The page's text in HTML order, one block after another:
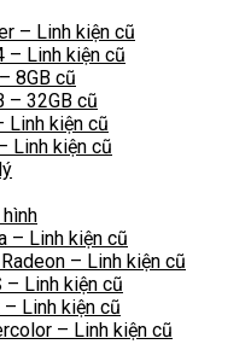
– Linh kiện cũ
– Linh kiện cũ
8GB cũ
– 32GB cũ
Linh kiện cũ
Linh kiện cũ
– Linh kiện cũ
– Linh kiện cũ
– Linh kiện cũ
– Linh kiện cũ
– Linh kiện cũ